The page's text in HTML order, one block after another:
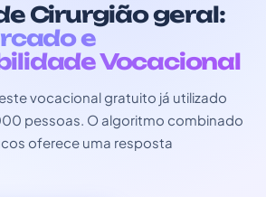
Cirurgião geral:
e
Vocacional
vocacional gratuito já utilizado
pessoas. O algoritmo combinado
oferece uma resposta